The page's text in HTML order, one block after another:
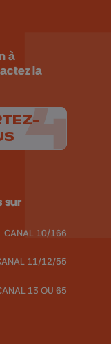
à
la
sur
CANAL 10/166
11/12/55
13 OU 65